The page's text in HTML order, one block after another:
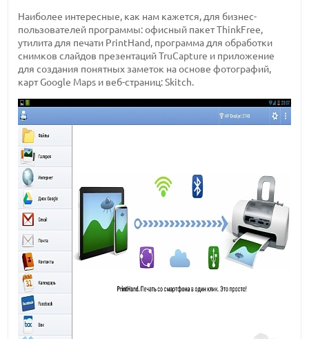
Наиболее интересные, как нам кажется, для бизнес-
пользователей программы: офисный пакет ThinkFree,
утилита для печати PrintHand, программа для обработки
снимков слайдов презентаций TruCapture и приложение
для создания понятных заметок на основе фотографий,
карт Google Maps и веб-страниц: Skitch.